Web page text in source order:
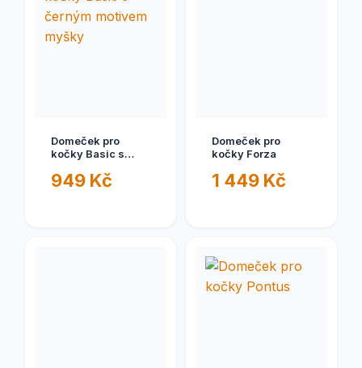
Domeček pro
kočky Basic s
myšky
949 Kč
Domeček pro
kočky Forza
1 449 Kč